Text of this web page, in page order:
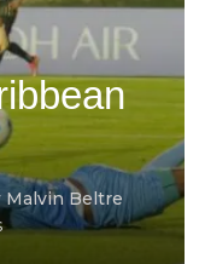
Malvin Beltre